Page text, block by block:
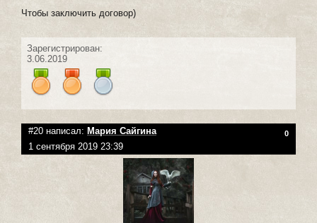
Чтобы заключить договор)
Зарегистрирован:
3.06.2019
#20 написал: Мария Сайгина 0
1 сентября 2019 23:39